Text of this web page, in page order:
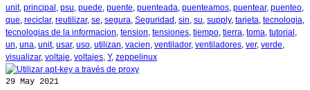
unit, principal , psu, puede, puente, puenteada, puenteamos, puentear, puenteo,
que, reciclar, reutilizar, se, segura, Seguridad , sin, su, supply, tarjeta, tecnologia,
tecnologias de la informacion, tension, tensiones, tiempo, tierra, toma, tutorial ,
un, una, unit, usar, uso, utilizan, vacien, ventilador, ventiladores, ver, verde,
visualizar, voltaje, voltajes, Y, zeppelinux
29 May 2021